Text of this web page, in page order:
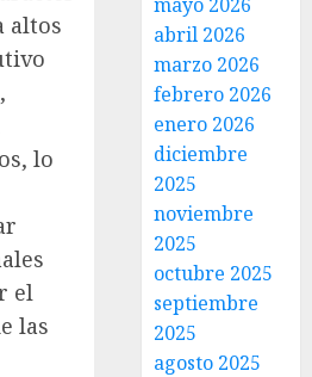
altos
lo
el
las
abril 2026
marzo 2026
febrero 2026
enero 2026
diciembre
2025
noviembre
2025
octubre 2025
septiembre
2025
agosto 2025